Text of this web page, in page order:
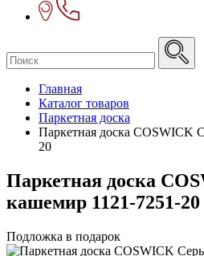
Главная
Каталог товаров
Паркетная доска
Паркетная доска COSWICK
20
Паркетная доска
кашемир 1121-7251-20
Подложка в подарок